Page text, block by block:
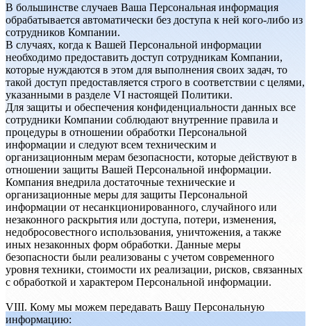
В большинстве случаев Ваша Персональная информация
обрабатывается автоматически без доступа к ней кого-либо из
сотрудников Компании.
В случаях, когда к Вашей Персональной информации
необходимо предоставить доступ сотрудникам Компании,
которые нуждаются в этом для выполнения своих задач, то
такой доступ предоставляется строго в соответствии с целями,
указанными в разделе VI настоящей Политики.
Для защиты и обеспечения конфиденциальности данных все
сотрудники Компании соблюдают внутренние правила и
процедуры в отношении обработки Персональной
информации и следуют всем техническим и
организационным мерам безопасности, которые действуют в
отношении защиты Вашей Персональной информации.
Компания внедрила достаточные технические и
организационные меры для защиты Персональной
информации от несанкционированного, случайного или
незаконного раскрытия или доступа, потери, изменения,
недобросовестного использования, уничтожения, а также
иных незаконных форм обработки. Данные меры
безопасности были реализованы с учетом современного
уровня техники, стоимости их реализации, рисков, связанных
с обработкой и характером Персональной информации.
VIII. Кому мы можем передавать Вашу Персональную
информацию: